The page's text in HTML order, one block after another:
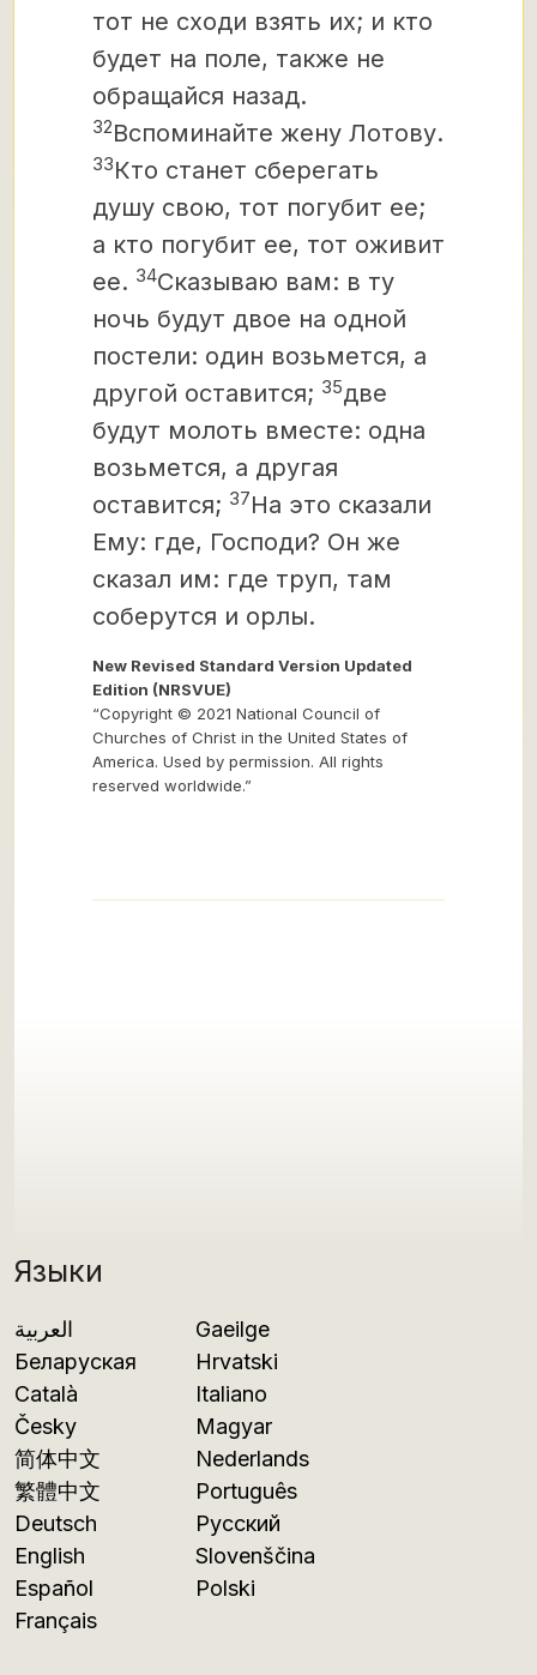
Языки
العربية
Беларуская
Català
Česky
简体中文
繁體中文
Deutsch
English
Español
Français
Gaeilge
Hrvatski
Italiano
Magyar
Nederlands
Português
Русский
Slovenščina
Polski
тот не сходи взять их; и кто
будет на поле, также не
обращайся назад.
32Вспоминайте жену Лотову.
33Кто станет сберегать
душу свою, тот погубит ее;
а кто погубит ее, тот оживит
ее. 34Сказываю вам: в ту
ночь будут двое на одной
постели: один возьмется, а
другой оставится; 35две
будут молоть вместе: одна
возьмется, а другая
оставится; 37На это сказали
Ему: где, Господи? Он же
сказал им: где труп, там
соберутся и орлы.
New Revised Standard Version Updated
Edition (NRSVUE)
“Copyright © 2021 National Council of
Churches of Christ in the United States of
America. Used by permission. All rights
reserved worldwide.”